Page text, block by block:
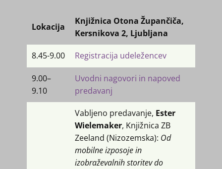
Lokacija
Knjižnica Otona Župančiča,
Kersnikova 2, Ljubljana
8.45-9.00 Registracija udeležencev
9.00–
9.10
Uvodni nagovori in napoved
predavanj
Vabljeno predavanje, Ester
Wielemaker, Knjižnica ZB
Zeeland (Nizozemska): Od
mobilne izposoje in
izobraževalnih storitev do